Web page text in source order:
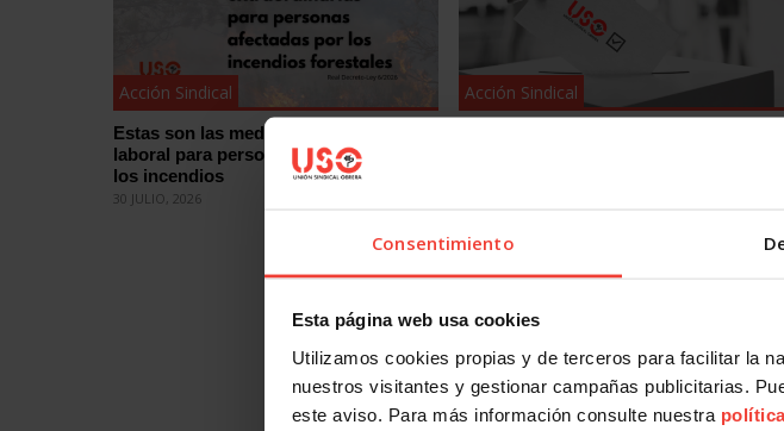
Consentimiento
Esta página web usa cookies
Utilizamos cookies propias y de terceros para facilitar la
nuestros visitantes y gestionar campañas publicitarias.
este aviso. Para más información consulte nuestra
Acción Sindical
Estas son las medidas de protección
laboral para personas afectadas por
los incendios
30 JULIO, 2026
Acción Sindical